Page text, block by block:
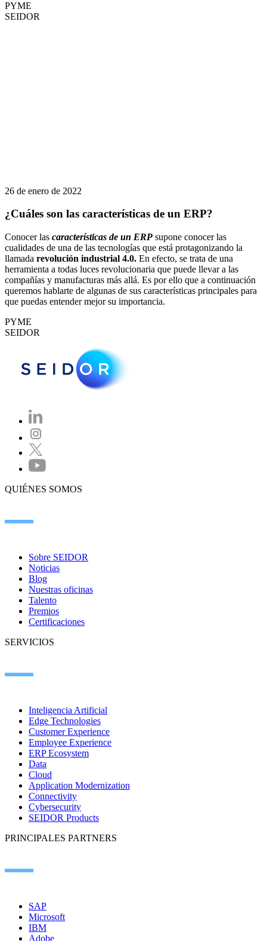
PYME
SEIDOR
26 de enero de 2022
¿Cuáles son las características de un ERP?
Conocer las características de un ERP supone conocer las
cualidades de una de las tecnologías que está protagonizando la
llamada revolución industrial 4.0. En efecto, se trata de una
herramienta a todas luces revolucionaria que puede llevar a las
compañías y manufacturas más allá. Es por ello que a continuación
queremos hablarte de algunas de sus características principales para
que puedas entender mejor su importancia.
PYME
SEIDOR
QUIÉNES SOMOS
Sobre SEIDOR
Noticias
Blog
Nuestras oficinas
Talento
Premios
Certificaciones
SERVICIOS
Inteligencia Artificial
Edge Technologies
Customer Experience
Employee Experience
ERP Ecosystem
Data
Cloud
Application Modernization
Connectivity
Cybersecurity
SEIDOR Products
PRINCIPALES PARTNERS
SAP
Microsoft
IBM
Adobe